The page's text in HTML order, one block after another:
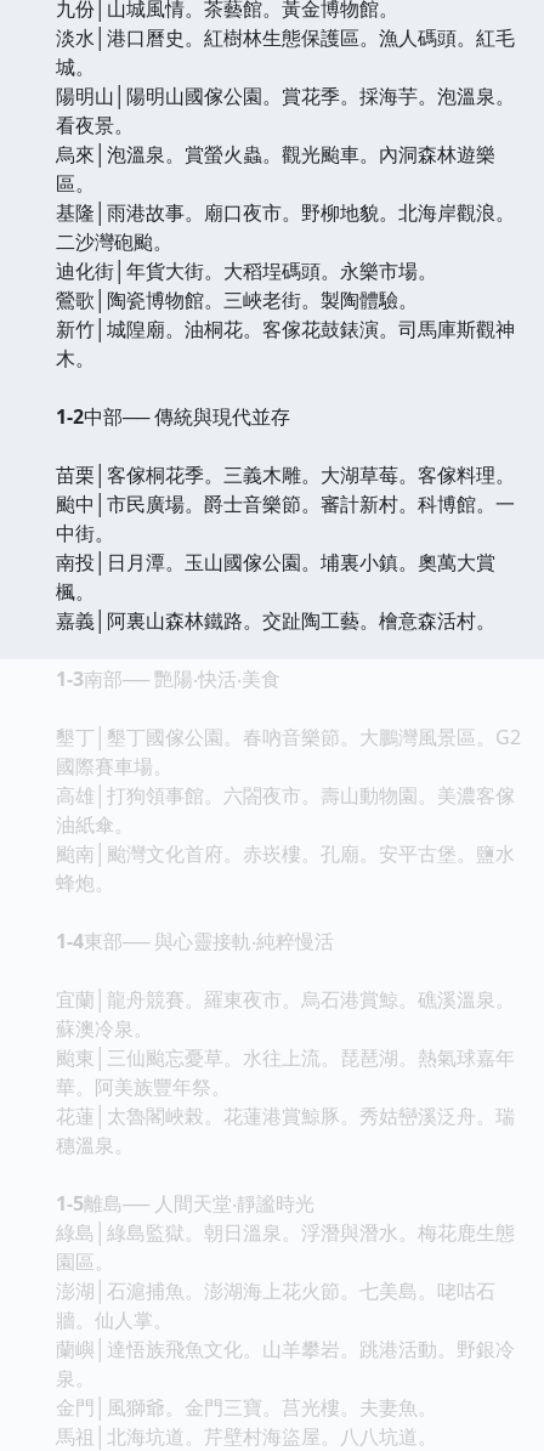
九份│山城風情。茶藝館。黃金博物館。
淡水│港口曆史。紅樹林生態保護區。漁人碼頭。紅毛
城。
陽明山│陽明山國傢公園。賞花季。採海芋。泡溫泉。
看夜景。
烏來│泡溫泉。賞螢火蟲。觀光颱車。內洞森林遊樂
區。
基隆│雨港故事。廟口夜市。野柳地貌。北海岸觀浪。
二沙灣砲颱。
迪化街│年貨大街。大稻埕碼頭。永樂市場。
鶯歌│陶瓷博物館。三峽老街。製陶體驗。
新竹│城隍廟。油桐花。客傢花鼓錶演。司馬庫斯觀神
木。
1-2中部── 傳統與現代並存
苗栗│客傢桐花季。三義木雕。大湖草莓。客傢料理。
颱中│市民廣場。爵士音樂節。審計新村。科博館。一
中街。
南投│日月潭。玉山國傢公園。埔裏小鎮。奧萬大賞
楓。
嘉義│阿裏山森林鐵路。交趾陶工藝。檜意森活村。
1-3南部── 艷陽‧快活‧美食
墾丁│墾丁國傢公園。春吶音樂節。大鵬灣風景區。G2
國際賽車場。
高雄│打狗領事館。六閤夜市。壽山動物園。美濃客傢
油紙傘。
颱南│颱灣文化首府。赤崁樓。孔廟。安平古堡。鹽水
蜂炮。
1-4東部── 與心靈接軌‧純粹慢活
宜蘭│龍舟競賽。羅東夜市。烏石港賞鯨。礁溪溫泉。
蘇澳冷泉。
颱東│三仙颱忘憂草。水往上流。琵琶湖。熱氣球嘉年
華。阿美族豐年祭。
花蓮│太魯閣峽榖。花蓮港賞鯨豚。秀姑巒溪泛舟。瑞
穗溫泉。
1-5離島── 人間天堂‧靜謐時光
綠島│綠島監獄。朝日溫泉。浮潛與潛水。梅花鹿生態
園區。
澎湖│石滬捕魚。澎湖海上花火節。七美島。咾咕石
牆。仙人掌。
蘭嶼│達悟族飛魚文化。山羊攀岩。跳港活動。野銀冷
泉。
金門│風獅爺。金門三寶。莒光樓。夫妻魚。
馬祖│北海坑道。芹壁村海盜屋。八八坑道。